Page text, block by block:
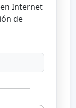
Internet
de